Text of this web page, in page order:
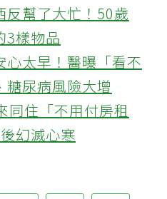
幫了大忙！50歲
3樣物品
太早！醫曝「看不
糖尿病風險大增
同住「不用付房租
幻滅心寒